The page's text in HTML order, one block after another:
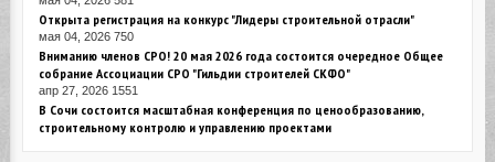
Открыта регистрация на конкурс "Лидеры строительной отрасли"
мая 04, 2026 750
Вниманию членов СРО! 20 мая 2026 года состоится очередное Общее
собрание Ассоциации СРО "Гильдии строителей СКФО"
апр 27, 2026 1551
В Сочи состоится масштабная конференция по ценообразованию,
строительному контролю и управлению проектами